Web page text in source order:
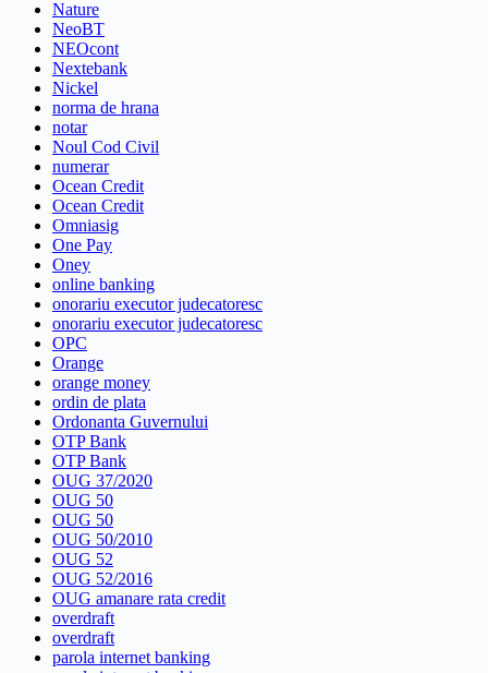
Nature
NeoBT
NEOcont
Nextebank
Nickel
norma de hrana
notar
Noul Cod Civil
numerar
Ocean Credit
Ocean Credit
Omniasig
One Pay
Oney
online banking
onorariu executor judecatoresc
onorariu executor judecatoresc
OPC
Orange
orange money
ordin de plata
Ordonanta Guvernului
OTP Bank
OTP Bank
OUG 37/2020
OUG 50
OUG 50
OUG 50/2010
OUG 52
OUG 52/2016
OUG amanare rata credit
overdraft
overdraft
parola internet banking